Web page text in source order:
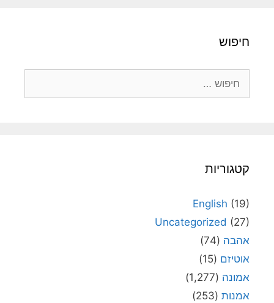
חיפוש
קטגוריות
English (19)
Uncategorized (27)
אהבה (74)
אוטיזם (15)
אמונה (1,277)
אמנות (253)